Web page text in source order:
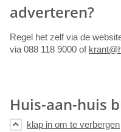
adverteren?
Regel het zelf via de
via 088 118 9000 of
Huis-aan-huis